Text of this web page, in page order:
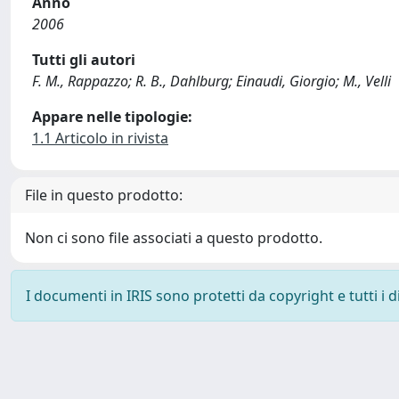
2006
Tutti gli autori
F. M., Rappazzo; R. B., Dahlburg; Einaudi, Giorgio; M., Velli
Appare nelle tipologie:
1.1 Articolo in rivista
File in questo prodotto:
Non ci sono file associati a questo prodotto.
I documenti in IRIS sono protetti da copyright e tutti i